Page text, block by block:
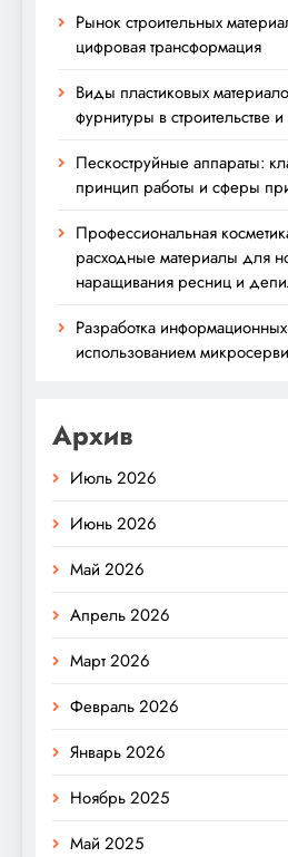
Рынок строительных
цифровая трансформация
Виды пластиковых
фурнитуры в строительстве
Пескоструйные аппараты:
принцип работы и сферы
Профессиональная
расходные материалы для
наращивания ресниц и
Разработка
использованием
Архив
Июль 2026
Июнь 2026
Май 2026
Апрель 2026
Март 2026
Февраль 2026
Январь 2026
Ноябрь 2025
Май 2025